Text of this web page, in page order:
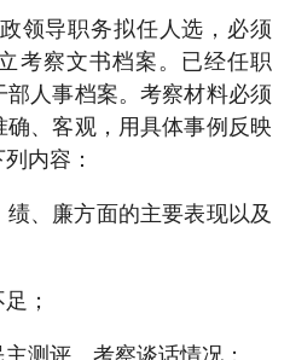
领导职务拟任人选，必须
考察文书档案。已经任职
人事档案。考察材料必须
、客观，用具体事例反映
内容：
绩、廉方面的主要表现以及
；
主测评、考察谈话情况；